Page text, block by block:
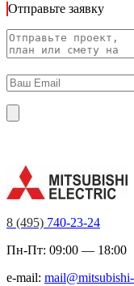
Отправьте заявку
8 (495) 740-23-24
Пн-Пт: 09:00 — 18:00
e-mail: